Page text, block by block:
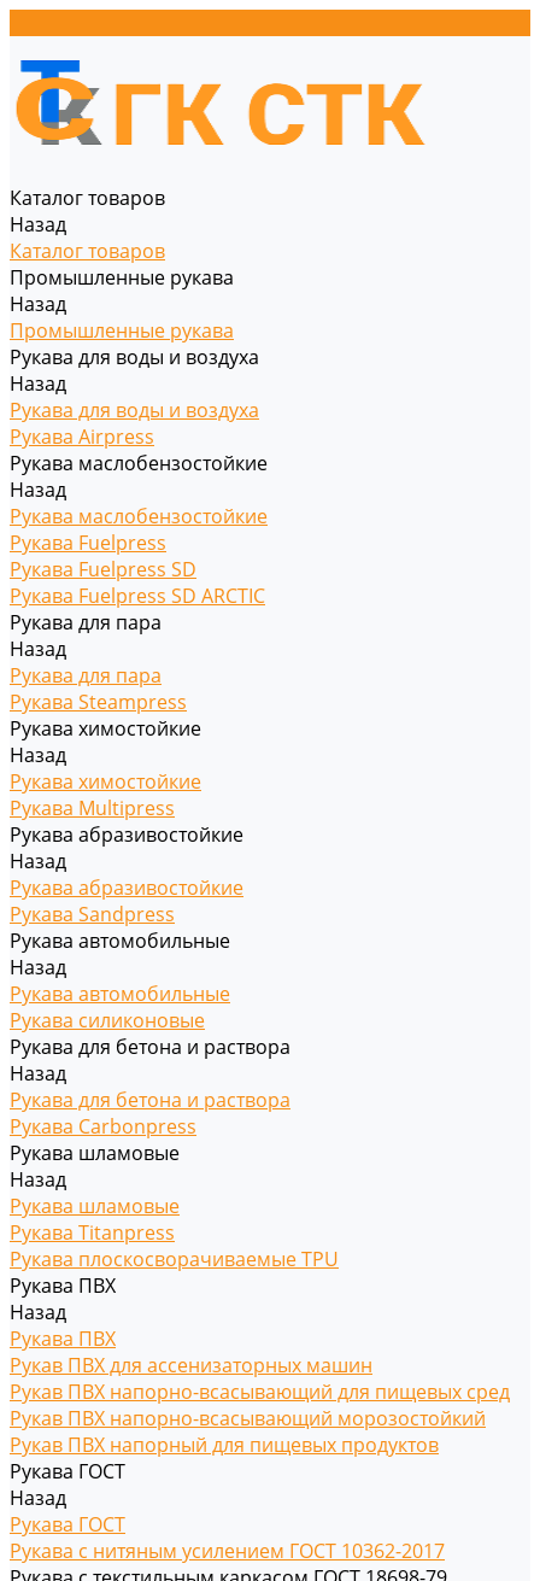
Каталог товаров
Назад
Каталог товаров
Промышленные рукава
Назад
Промышленные рукава
Рукава для воды и воздуха
Назад
Рукава для воды и воздуха
Рукава Airpress
Рукава маслобензостойкие
Назад
Рукава маслобензостойкие
Рукава Fuelpress
Рукава Fuelpress SD
Рукава Fuelpress SD ARCTIC
Рукава для пара
Назад
Рукава для пара
Рукава Steampress
Рукава химостойкие
Назад
Рукава химостойкие
Рукава Multipress
Рукава абразивостойкие
Назад
Рукава абразивостойкие
Рукава Sandpress
Рукава автомобильные
Назад
Рукава автомобильные
Рукава силиконовые
Рукава для бетона и раствора
Назад
Рукава для бетона и раствора
Рукава Carbonpress
Рукава шламовые
Назад
Рукава шламовые
Рукава Titanpress
Рукава плоскосворачиваемые TPU
Рукава ПВХ
Назад
Рукава ПВХ
Рукав ПВХ для ассенизаторных машин
Рукав ПВХ напорно-всасывающий для пищевых сред
Рукав ПВХ напорно-всасывающий морозостойкий
Рукав ПВХ напорный для пищевых продуктов
Рукава ГОСТ
Назад
Рукава ГОСТ
Рукава с нитяным усилением ГОСТ 10362-2017